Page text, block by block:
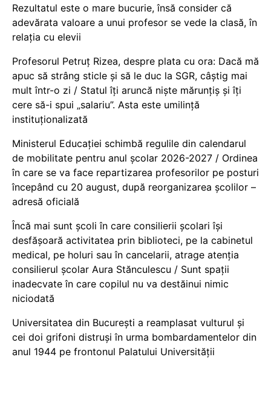
Rezultatul este o mare bucurie, însă consider că
adevărata valoare a unui profesor se vede la clasă, în
relația cu elevii
Profesorul Petruț Rizea, despre plata cu ora: Dacă mă
apuc să strâng sticle și să le duc la SGR, câștig mai
mult într-o zi / Statul îți aruncă niște mărunțiș și îți
cere să-i spui „salariu”. Asta este umilință
instituționalizată
Ministerul Educației schimbă regulile din calendarul
de mobilitate pentru anul școlar 2026-2027 / Ordinea
în care se va face repartizarea profesorilor pe posturi
începând cu 20 august, după reorganizarea școlilor –
adresă oficială
Încă mai sunt școli în care consilierii școlari își
desfășoară activitatea prin biblioteci, pe la cabinetul
medical, pe holuri sau în cancelarii, atrage atenția
consilierul școlar Aura Stănculescu / Sunt spații
inadecvate în care copilul nu va destăinui nimic
niciodată
Universitatea din București a reamplasat vulturul și
cei doi grifoni distruși în urma bombardamentelor din
anul 1944 pe frontonul Palatului Universității